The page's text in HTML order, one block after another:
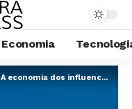
Economia
A economia dos influenciadores digitais: entenda como esse mercado movimenta bilhões